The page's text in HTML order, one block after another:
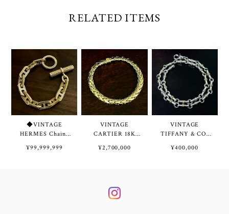
RELATED ITEMS
◆VINTAGE
HERMES Chaine
Bracelet TGM 11
¥99,999,999
VINTAGE
CARTIER 18K
Chain Bracelet | ヴ
チェーン ブレスレ
ット
¥2,700,000
VINTAGE
TIFFANY & CO.
Necklace / W
¥400,000